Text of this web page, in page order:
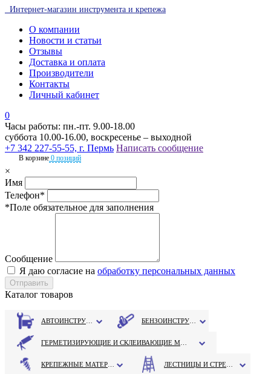
Интернет-магазин инструмента и крепежа
О компании
Новости и статьи
Отзывы
Доставка и оплата
Производители
Контакты
Личный кабинет
0
Часы работы: пн.-пт. 9.00-18.00
суббота 10.00-16.00, воскресенье – выходной
+7 342 227-55-55, г. Пермь Написать сообщение
В корзине 0 позиций
×
Имя
Телефон*
*Поле обязательное для заполнения
Сообщение
Я даю согласие на обработку персональных данных
Каталог товаров